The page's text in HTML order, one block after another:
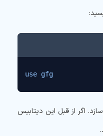
use gfg
اگر از قبل این دیتابیس